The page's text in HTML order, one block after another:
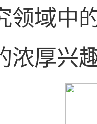
领域中
浓厚兴